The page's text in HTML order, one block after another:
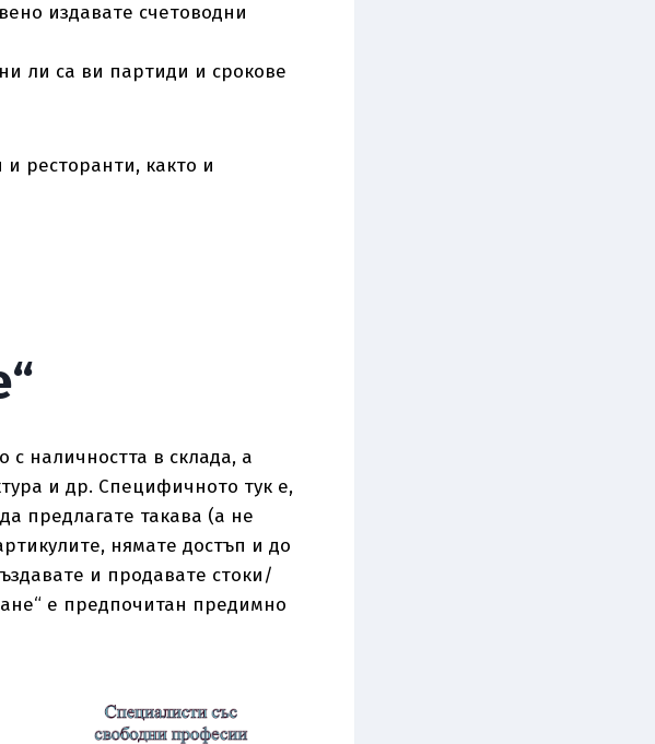
издавате счетоводни
ли са ви партиди и срокове
и ресторанти, както и
с наличността в склада, а
и др. Специфичното тук е,
предлагате такава (а не
нямате достъп и до
и продавате стоки/
е предпочитан предимно